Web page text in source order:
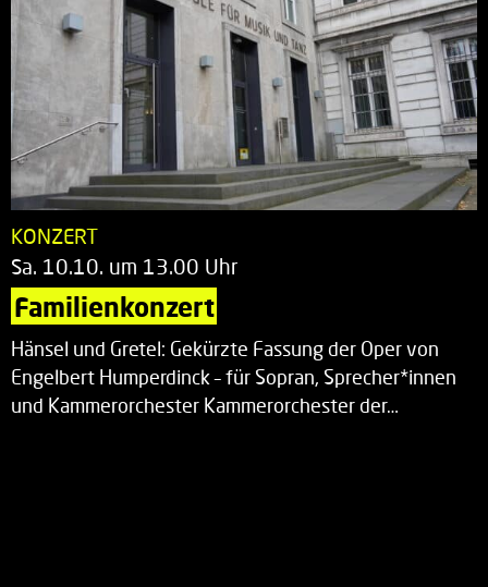
KONZERT
Sa. 10.10. um 13.00 Uhr
Familienkonzert
Hänsel und Gretel: Gekürzte Fassung der Oper von
Engelbert Humperdinck – für Sopran, Sprecher*innen
und Kammerorchester Kammerorchester der…